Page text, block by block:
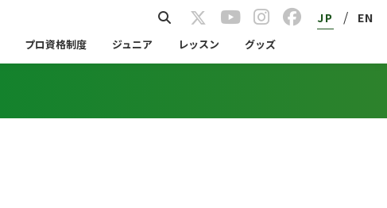
JP / EN
プロ資格制度 ジュニア レッスン グッズ